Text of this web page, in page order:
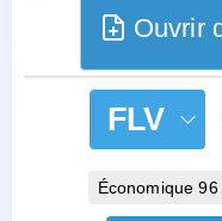
Ouvrir
FLV
Économique 96